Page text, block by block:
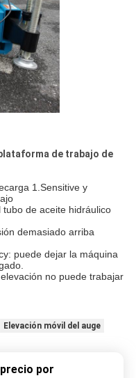
de trabajo de
1.Sensitive y
de aceite hidráulico
demasiado arriba
puede dejar la máquina
no puede trabajar
Elevación móvil del auge
por